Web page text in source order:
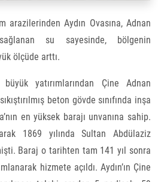
arazilerinden Aydın Ovasına, Adnan
su sayesinde, bölgenin
ölçüde arttı.
yatırımlarından Çine Adnan
beton gövde sınıfında inşa
en yüksek barajı unvanına sahip.
1869 yılında Sultan Abdülaziz
Baraj o tarihten tam 141 yıl sonra
hizmete açıldı. Aydın’ın Çine